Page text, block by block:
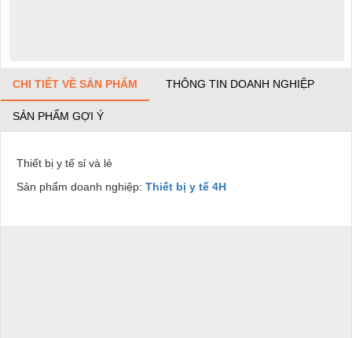
CHI TIẾT VỀ SẢN PHẨM THÔNG TIN DOANH NGHIỆP
SẢN PHẨM GỢI Ý
Thiết bị y tế sỉ và lẻ
Sản phẩm doanh nghiệp: Thiết bị y tế 4H